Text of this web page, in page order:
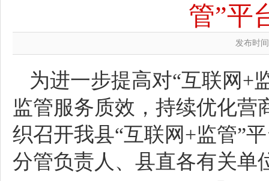
管”平
发布时
为进一步提高对“互联网+
监管服务质效，持续优化营
织召开我县“互联网+监管”
分管负责人、县直各有关单